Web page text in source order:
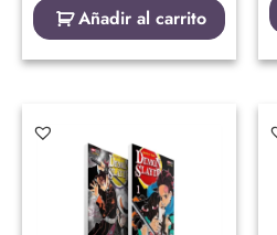
Añadir al carrito